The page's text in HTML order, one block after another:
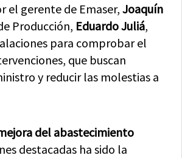
el gerente de Emaser,Joaquín
Producción, Eduardo Juliá,
para comprobar el
que buscan
y reducir las molestias a
del abastecimiento
destacadas ha sido la